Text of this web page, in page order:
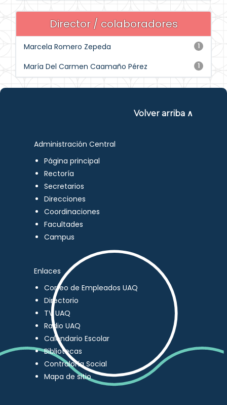
Director / colaboradores
1
Marcela Romero Zepeda
1
María Del Carmen Caamaño Pérez
Volver arriba ∧
Administración Central
Página principal
Rectoría
Secretarios
Direcciones
Coordinaciones
Facultades
Campus
Enlaces
Correo de Empleados UAQ
Directorio
TV UAQ
Radio UAQ
Calendario Escolar
Bibliotecas
Contraloría Social
Mapa de sitio